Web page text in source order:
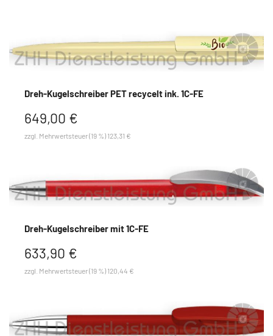
Dreh-Kugelschreiber PET recycelt ink. 1C-FE
649,00 €
zzgl. Mehrwertsteuer (19 %) 123,31 €
Dreh-Kugelschreiber mit 1C-FE
633,90 €
zzgl. Mehrwertsteuer (19 %) 120,44 €